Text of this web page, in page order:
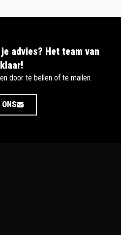
advies? Het team van
door te bellen of te mailen.
ONS